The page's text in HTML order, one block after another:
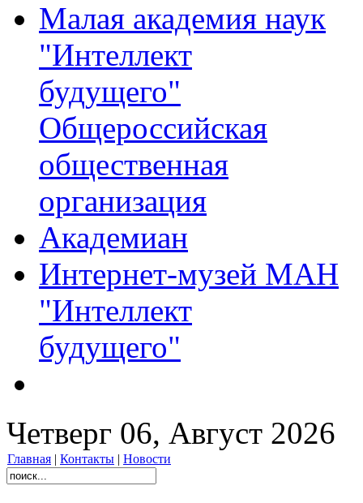
Малая академия наук
"Интеллект
будущего"
Общероссийская
общественная
организация
Академиан
Интернет-музей МАН
"Интеллект
будущего"
Четверг 06, Август 2026
Главная | Контакты | Новости